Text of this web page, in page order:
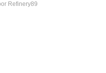
Refinery89